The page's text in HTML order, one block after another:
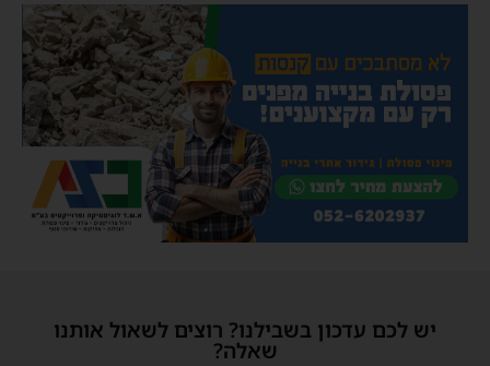
יש לכם עדכון בשבילנו? רוצים לשאול אותנו
שאלה?